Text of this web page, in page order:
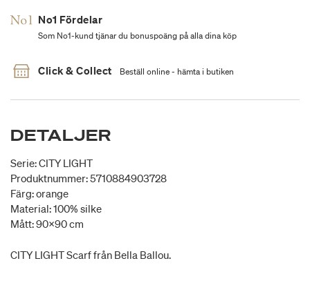
No1 Fördelar
Som No1-kund tjänar du bonuspoäng på alla dina köp
Click & Collect Beställ online - hämta i butiken
DETALJER
Serie: CITY LIGHT
Produktnummer: 5710884903728
Färg: orange
Material: 100% silke
Mått: 90x90 cm
CITY LIGHT Scarf från Bella Ballou.